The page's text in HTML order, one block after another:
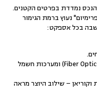
נמדדת בפרטים הקטנים.
נעוץ ברמת הגימור
תשתיות תקשורת סיבים אופטיים (Fiber Optics) ומערכות חשמל
וקוריאן – שילוב היוצר מראה